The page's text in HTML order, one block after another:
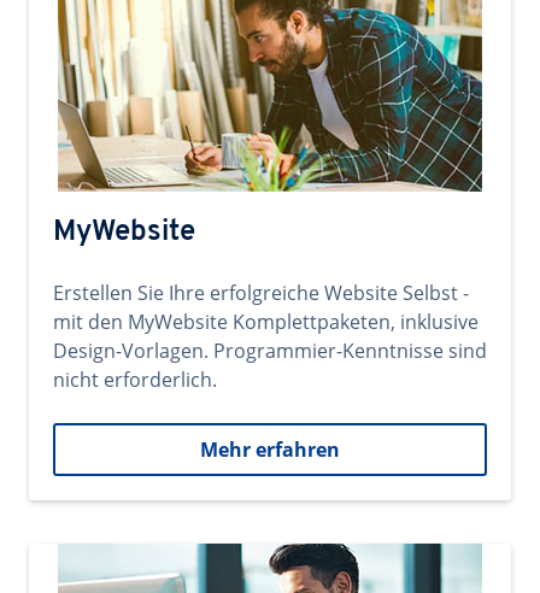
MyWebsite
Erstellen Sie Ihre erfolgreiche Website Selbst -
mit den MyWebsite Komplettpaketen, inklusive
Design-Vorlagen. Programmier-Kenntnisse sind
nicht erforderlich.
Mehr erfahren